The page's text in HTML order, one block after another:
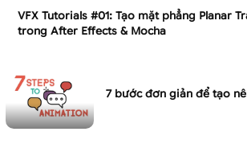
VFX Tutorials #01: Tạo mặt phẳng Planar
trong After Effects & Mocha
7 bước đơn giản để tạo